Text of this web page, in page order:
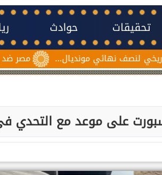
تحقيقات حوادث
مصر ضد إسبانيا.. مونديال...
على موعد مع